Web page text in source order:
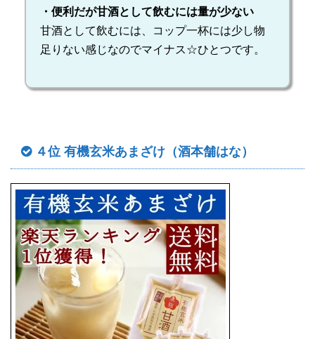
・便利だが甘酒として飲むには量が少ない
甘酒として飲むには、コップ一杯には少し物
足りない感じなのでマイナス☆ひとつです。
４位 有機玄米あまざけ（酒本舗はな）